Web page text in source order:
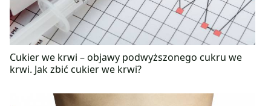
Cukier we krwi – objawy podwyższonego cukru we
krwi. Jak zbić cukier we krwi?